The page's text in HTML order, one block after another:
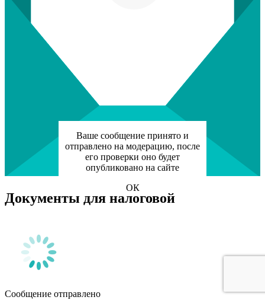
Ваше сообщение принято и
отправлено на модерацию, после
его проверки оно будет
опубликовано на сайте
ОК
Документы для налоговой
Сообщение отправлено